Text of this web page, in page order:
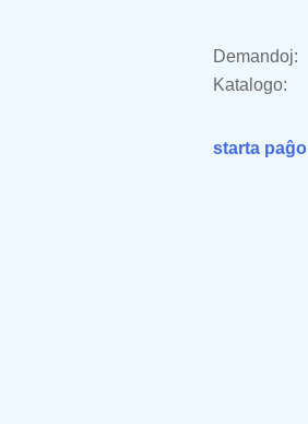
Demandoj:
Katalogo:
starta paĝo